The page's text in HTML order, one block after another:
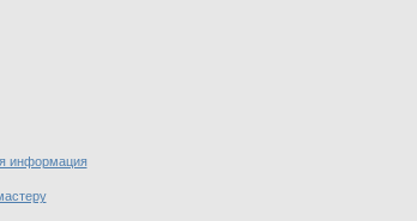
информация